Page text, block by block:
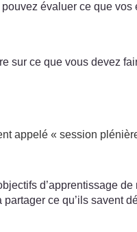
évaluer ce que
sur ce que vous devez
appelé « session
d’apprentissage
ce qu’ils savent